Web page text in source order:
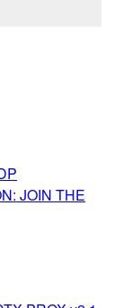
JOIN THE